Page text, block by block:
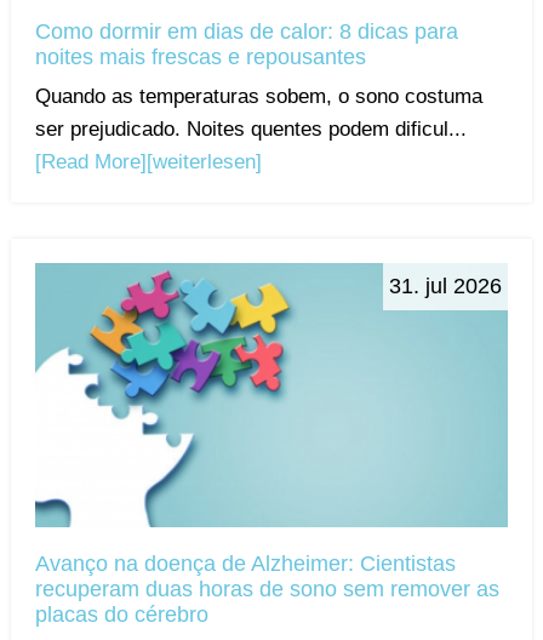
Como dormir em dias de calor: 8 dicas para
noites mais frescas e repousantes
Quando as temperaturas sobem, o sono costuma
ser prejudicado. Noites quentes podem dificul...
[Read More][weiterlesen]
31. jul 2026
Avanço na doença de Alzheimer: Cientistas
recuperam duas horas de sono sem remover as
placas do cérebro